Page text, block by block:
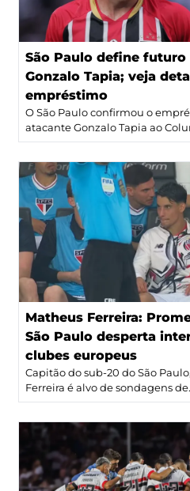
São Paulo define futuro
Gonzalo Tapia; veja
empréstimo
O São Paulo confirmou o
atacante Gonzalo Tapia ao
Matheus Ferreira:
São Paulo desperta
clubes europeus
Capitão do sub-20 do São
Ferreira é alvo de sondagens